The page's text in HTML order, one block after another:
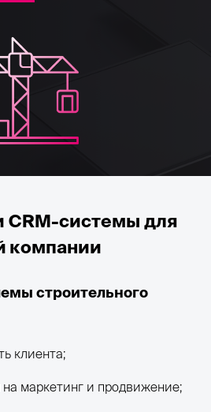
CRM-системы для
компании
строительного
клиента;
маркетинг и продвижение;